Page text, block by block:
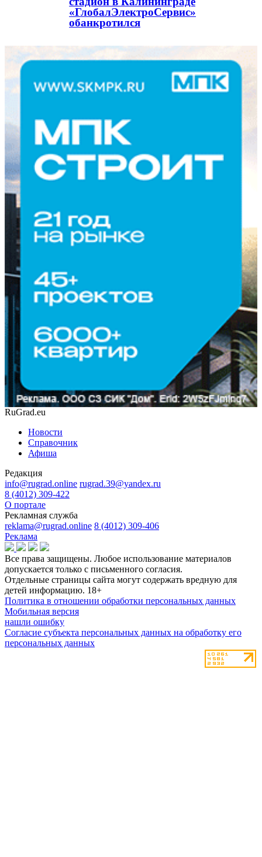
«ГлобалЭлектроСервис»
обанкротился
RuGrad.eu
Новости
Справочник
Афиша
Редакция
info@rugrad.online rugrad.39@yandex.ru
8 (4012) 309-422
О портале
Рекламная служба
reklama@rugrad.online 8 (4012) 309-406
Реклама
Все права защищены. Любое использование материалов
допускается только с письменного согласия.
Отдельные страницы сайта могут содержать вредную для
детей информацию. 18+
Политика в отношении обработки персональных данных
Мобильная версия
нашли ошибку
Согласие субъекта персональных данных на обработку его
персональных данных